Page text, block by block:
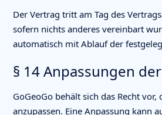
Der Vertrag tritt am Tag des
sofern nichts anderes vereinbart
automatisch mit Ablauf der
§ 14 Anpassungen
GoGeoGo behält sich das Recht vor,
anzupassen. Eine Anpassung kann